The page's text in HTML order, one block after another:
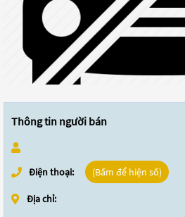
Thông tin người bán
Điện thoại: (Bấm để hiện số)
Địa chỉ: